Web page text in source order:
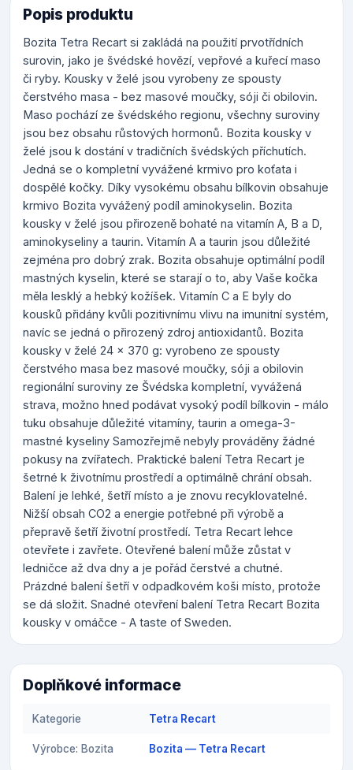
Popis produktu
Bozita Tetra Recart si zakládá na použití prvotřídních
surovin, jako je švédské hovězí, vepřové a kuřecí maso
či ryby. Kousky v želé jsou vyrobeny ze spousty
čerstvého masa - bez masové moučky, sóji či obilovin.
Maso pochází ze švédského regionu, všechny suroviny
jsou bez obsahu růstových hormonů. Bozita kousky v
želé jsou k dostání v tradičních švédských příchutích.
Jedná se o kompletní vyvážené krmivo pro koťata i
dospělé kočky. Díky vysokému obsahu bílkovin obsahuje
krmivo Bozita vyvážený podíl aminokyselin. Bozita
kousky v želé jsou přirozeně bohaté na vitamín A, B a D,
aminokyseliny a taurin. Vitamín A a taurin jsou důležité
zejména pro dobrý zrak. Bozita obsahuje optimální podíl
mastných kyselin, které se starají o to, aby Vaše kočka
měla lesklý a hebký kožíšek. Vitamín C a E byly do
kousků přidány kvůli pozitivnímu vlivu na imunitní systém,
navíc se jedná o přirozený zdroj antioxidantů. Bozita
kousky v želé 24 x 370 g: vyrobeno ze spousty
čerstvého masa bez masové moučky, sóji a obilovin
regionální suroviny ze Švédska kompletní, vyvážená
strava, možno hned podávat vysoký podíl bílkovin - málo
tuku obsahuje důležité vitamíny, taurin a omega-3-
mastné kyseliny Samozřejmě nebyly prováděny žádné
pokusy na zvířatech. Praktické balení Tetra Recart je
šetrné k životnímu prostředí a optimálně chrání obsah.
Balení je lehké, šetří místo a je znovu recyklovatelné.
Nižší obsah CO2 a energie potřebné při výrobě a
přepravě šetří životní prostředí. Tetra Recart lehce
otevřete i zavřete. Otevřené balení může zůstat v
ledničce až dva dny a je pořád čerstvé a chutné.
Prázdné balení šetří v odpadkovém koši místo, protože
se dá složit. Snadné otevření balení Tetra Recart Bozita
kousky v omáčce - A taste of Sweden.
Doplňkové informace
Kategorie Tetra Recart
Výrobce: Bozita Bozita — Tetra Recart